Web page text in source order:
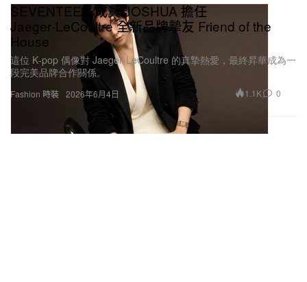
Fashion 時裝
SEVENTEEN 成員 JOSHUA 擔任
Jaeger‑LeCoultre 全新品牌摯友 Friend of the
House
這位 K‑pop 偶像對 Jaeger‑LeCoultre 的真摯熱愛，最終昇華成為一
段完美品牌合作關係。
2026年6月4日 1.1K 0